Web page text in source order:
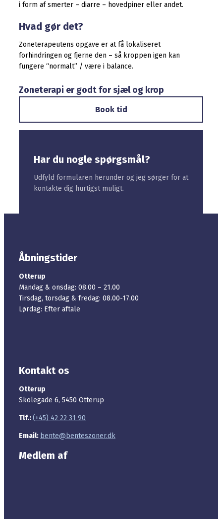
i form af smerter – diarre – hovedpiner eller andet.
Hvad gør det?
Zoneterapeutens opgave er at få lokaliseret
forhindringen og fjerne den – så kroppen igen kan
fungere “normalt” / være i balance.
Zoneterapi er godt for sjæl og krop
Book tid
Har du nogle spørgsmål?
Udfyld formularen herunder og jeg sørger for at
kontakte dig hurtigst muligt.
Åbningstider
Otterup
Mandag & onsdag: 08.00 – 21.00
Tirsdag, torsdag & fredag: 08.00-17.00
Lørdag: Efter aftale
Kontakt os
Otterup
Skolegade 6, 5450 Otterup
Tlf.:(+45) 42 22 31 90
Email: bente@benteszoner.dk
Medlem af